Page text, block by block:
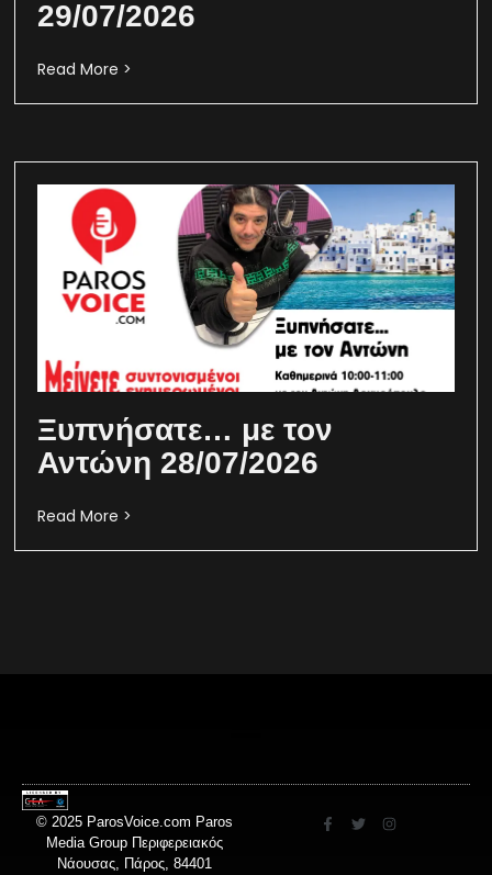
29/07/2026
Read More >
Ξυπνήσατε… με τον
Αντώνη 28/07/2026
Read More >
© 2025 ParosVoice.com Paros
Media Group Περιφερειακός
Νάουσας, Πάρος, 84401